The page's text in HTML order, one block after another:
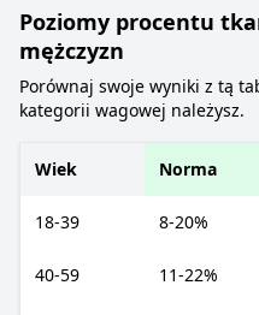
Poziomy procentu
mężczyzn
Porównaj swoje wyniki z tą
kategorii wagowej należysz.
Wiek Norma
18-39 8-20%
40-59 11-22%